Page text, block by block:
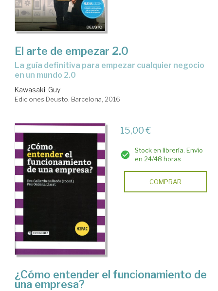
El arte de empezar 2.0
la guía definitiva para empezar cualquier negocio
en un mundo 2.0
Kawasaki, Guy
Ediciones Deusto. Barcelona, 2016
15,00 €
Stock en librería. Envío
en 24/48 horas
COMPRAR
¿Cómo entender el funcionamiento de
una empresa?